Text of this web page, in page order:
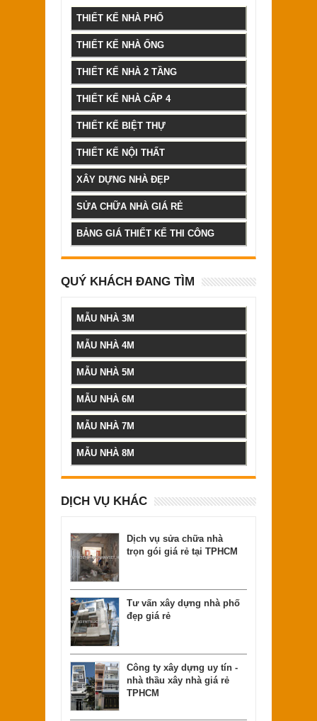
THIẾT KẾ NHÀ PHỐ
THIẾT KẾ NHÀ ỐNG
THIẾT KẾ NHÀ 2 TẦNG
THIẾT KẾ NHÀ CẤP 4
THIẾT KẾ BIỆT THỰ
THIẾT KẾ NỘI THẤT
XÂY DỰNG NHÀ ĐẸP
SỬA CHỮA NHÀ GIÁ RẺ
BẢNG GIÁ THIẾT KẾ THI CÔNG
QUÝ KHÁCH ĐANG TÌM
MẪU NHÀ 3M
MẪU NHÀ 4M
MẪU NHÀ 5M
MẪU NHÀ 6M
MẪU NHÀ 7M
MẪU NHÀ 8M
DỊCH VỤ KHÁC
Dịch vụ sửa chữa nhà
trọn gói giá rẻ tại TPHCM
Tư vấn xây dựng nhà phố
đẹp giá rẻ
Công ty xây dựng uy tín -
nhà thầu xây nhà giá rẻ
TPHCM